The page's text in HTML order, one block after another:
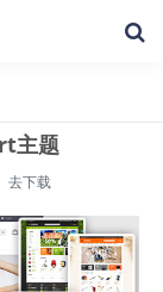
主题
去下载